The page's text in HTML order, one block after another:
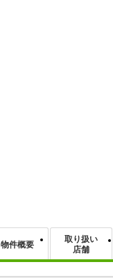
物件概要
取り扱い
店舗